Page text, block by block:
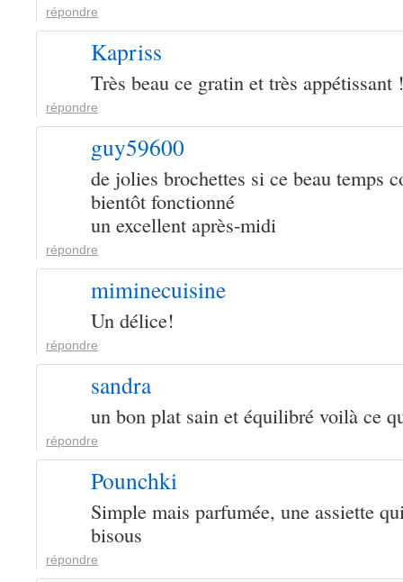
répondre
Kapriss
Très beau ce gratin et très appétissant !
répondre
guy59600
de jolies brochettes si ce beau temps
bientôt fonctionné
un excellent après-midi
répondre
miminecuisine
Un délice!
répondre
sandra
un bon plat sain et équilibré voilà ce
répondre
Pounchki
Simple mais parfumée, une assiette
bisous
répondre